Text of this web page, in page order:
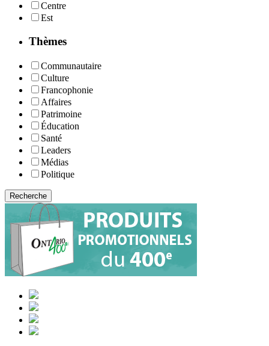
Centre
Est
Thèmes
Communautaire
Culture
Francophonie
Affaires
Patrimoine
Éducation
Santé
Leaders
Médias
Politique